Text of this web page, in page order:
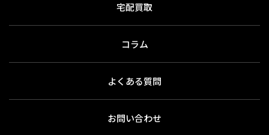
宅配買取
コラム
よくある質問
お問い合わせ